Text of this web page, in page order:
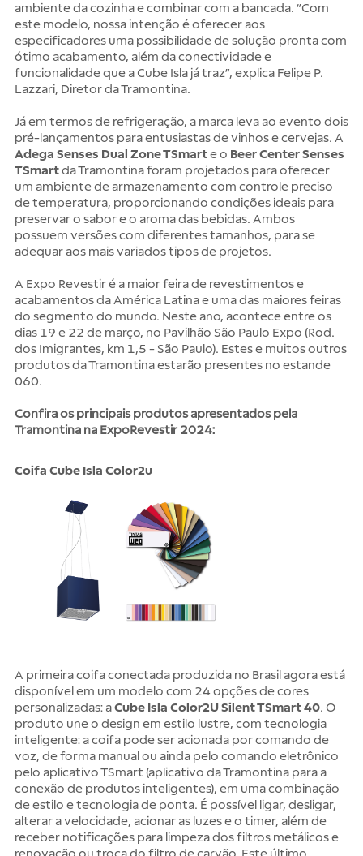
ambiente da cozinha e combinar com a bancada. “Com
este modelo, nossa intenção é oferecer aos
especificadores uma possibilidade de solução pronta com
ótimo acabamento, além da conectividade e
funcionalidade que a Cube Isla já traz”, explica Felipe P.
Lazzari, Diretor da Tramontina.
Já em termos de refrigeração, a marca leva ao evento dois
pré-lançamentos para entusiastas de vinhos e cervejas. A
Adega Senses Dual Zone TSmarte o Beer Center Senses
TSmartda Tramontina foram projetados para oferecer
um ambiente de armazenamento com controle preciso
de temperatura, proporcionando condições ideais para
preservar o sabor e o aroma das bebidas. Ambos
possuem versões com diferentes tamanhos, para se
adequar aos mais variados tipos de projetos.
A Expo Revestir é a maior feira de revestimentos e
acabamentos da América Latina e uma das maiores feiras
do segmento do mundo. Neste ano, acontece entre os
dias 19 e 22 de março, no Pavilhão São Paulo Expo (Rod.
dos Imigrantes, km 1,5 - São Paulo). Estes e muitos outros
produtos da Tramontina estarão presentes no estande
060.
Confira os principais produtos apresentados pela
Tramontina na ExpoRevestir 2024:
Coifa Cube Isla Color2u
A primeira coifa conectada produzida no Brasil agora está
disponível em um modelo com 24 opções de cores
personalizadas: aCube Isla Color2U Silent TSmart 40. O
produto une o design em estilo lustre, com tecnologia
inteligente: a coifa pode ser acionada por comando de
voz, de forma manual ou ainda pelo comando eletrônico
pelo aplicativo TSmart (aplicativo da Tramontina para a
conexão de produtos inteligentes), em uma combinação
de estilo e tecnologia de ponta. É possível ligar, desligar,
alterar a velocidade, acionar as luzes e o timer, além de
receber notificações para limpeza dos filtros metálicos e